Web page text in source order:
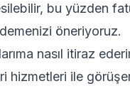
bu yüzden
öneriyoruz.
nasıl itiraz
hizmetleri ile